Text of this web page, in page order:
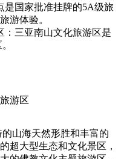
是国家批准挂牌的5A级旅
游体验。
：三亚南山文化旅游区是
游区
山海天然形胜和丰富的
超大型生态和文化景区，